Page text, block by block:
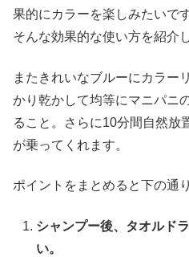
果的にカラーを楽しみたいで
そんな効果的な使い方を紹介
またきれいなブルーにカラー
かり乾かして均等にマニパニ
ること。さらに10分間自然放
が乗ってくれます。
ポイントをまとめると下の通
シャンプー後、タオルド
い。